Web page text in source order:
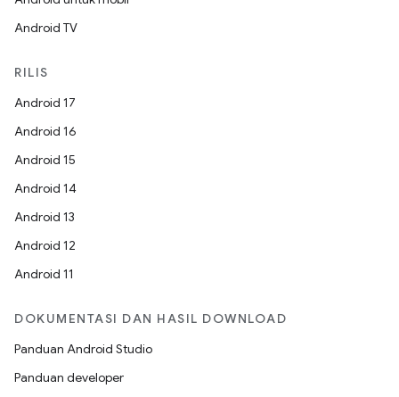
Android TV
RILIS
Android 17
Android 16
Android 15
Android 14
Android 13
Android 12
Android 11
DOKUMENTASI DAN HASIL DOWNLOAD
Panduan Android Studio
Panduan developer